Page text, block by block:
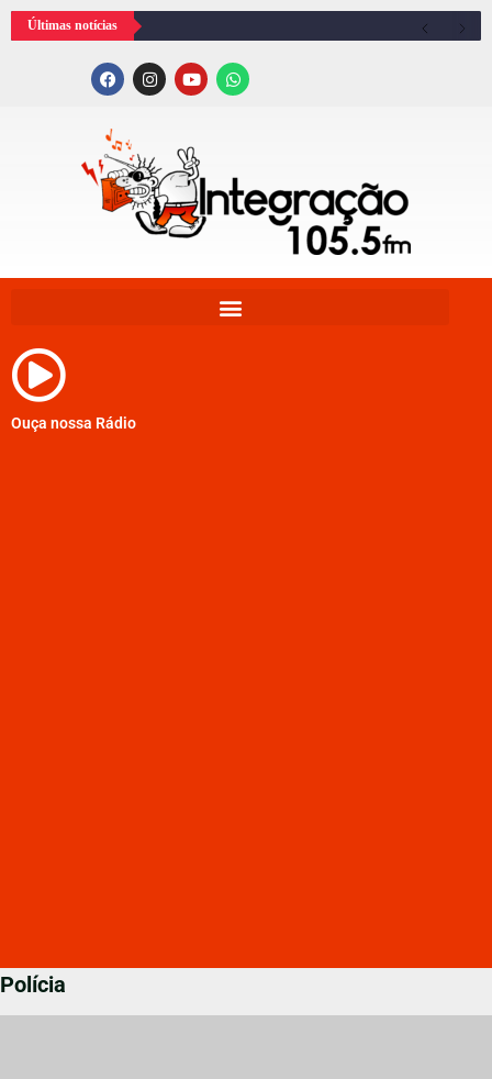
Últimas notícias
Ouça nossa Rádio
Polícia